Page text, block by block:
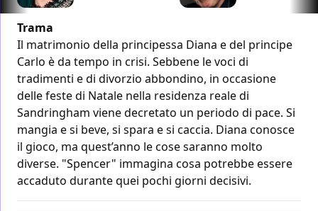
Trama
Il matrimonio della principessa Diana e del principe
Carlo è da tempo in crisi. Sebbene le voci di
tradimenti e di divorzio abbondino, in occasione
delle feste di Natale nella residenza reale di
Sandringham viene decretato un periodo di pace. Si
mangia e si beve, si spara e si caccia. Diana conosce
il gioco, ma quest’anno le cose saranno molto
diverse. "Spencer" immagina cosa potrebbe essere
accaduto durante quei pochi giorni decisivi.